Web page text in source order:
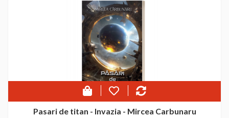
Pasari de titan - Invazia - Mircea Carbunaru